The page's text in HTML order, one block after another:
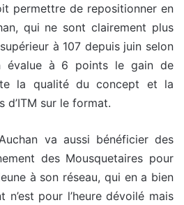
permettre de repositionner en
qui ne sont clairement plus
à 107 depuis juin selon
évalue à 6 points le gain de
la qualité du concept et la
d’ITM sur le format.
va aussi bénéficier des
des Mousquetaires pour
à son réseau, qui en a bien
n’est pour l’heure dévoilé mais